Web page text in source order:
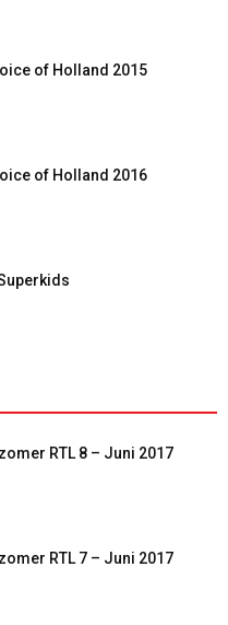
of Holland 2015
of Holland 2016
RTL 8 – Juni 2017
RTL 7 – Juni 2017